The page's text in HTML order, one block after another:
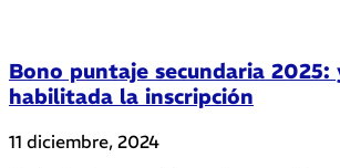
Bono puntaje secundaria 2025:
habilitada la inscripción
11 diciembre, 2024